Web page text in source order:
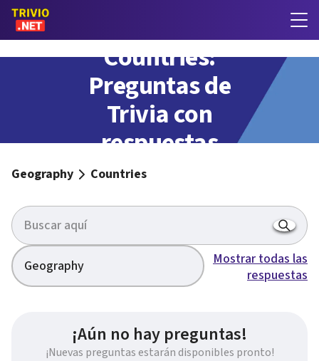
Countries:
Preguntas de
Trivia con
respuestas
Geography Countries
Geography
Mostrar todas las
respuestas
¡Aún no hay preguntas!
¡Nuevas preguntas estarán disponibles pronto!